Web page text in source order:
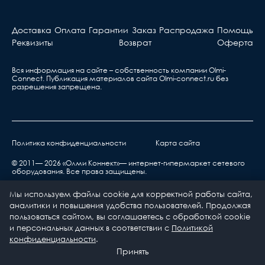
Каталог
Избранное
Материал корпуса
Алюминий анодированный
Материал рассеивателя Поликарбонат (PC)
освещением
исполнение
Номинальное напряжение,
В
176-264
10
Берете ваш гарантийный
обращаетесь в
нарушения правил транспортировки,
хранения, эксплуатации или неправильной
установкой;
воздействия окружающей среды (дождь, снег,
град, гроза и т.п.), наступления форс-
мажорных обстоятельств (пожар, наводнение,
землетрясение и др.) или влияния случайных
внешних факторов (броски напряжения в
электрической сети и пр.)
Доставка Оплата Гарантии Заказ Распродажа Помощь
Реквизиты
Возврат Оферта
Вся информация на сайте – собственность компании Olmi-
Сonnect. Публикация материалов сайта Olmi-connect.ru без
разрешения запрещена.
Политика конфиденциальности Карта сайта
© 2011— 2026 «Олми Коннект»— интернет-гипермаркет сетевого
оборудования. Все права защищены.
Мы используем файлы cookie для корректной работы сайта,
аналитики и повышения удобства пользователей. Продолжая
пользоваться сайтом, вы соглашаетесь с обработкой cookie
и персональных данных в соответствии с Политикой
конфиденциальности.
Принять